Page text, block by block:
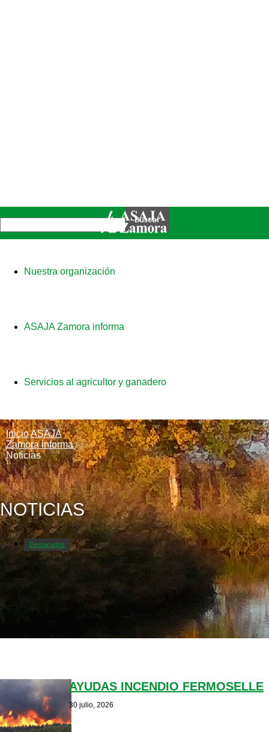
Nuestra organización
ASAJA Zamora informa
Servicios al agricultor y ganadero
InicioASAJA
Zamora informa
Noticias
NOTICIAS
Destacados
AYUDAS INCENDIO FERMOSELLE
30 julio, 2026